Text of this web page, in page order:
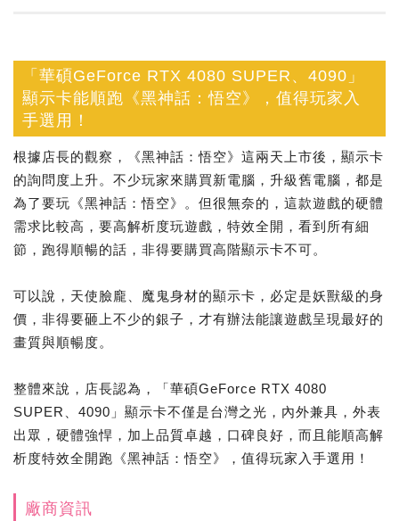
「華碩GeForce RTX 4080 SUPER、4090」
顯示卡能順跑《黑神話：悟空》，值得玩家入
手選用！
根據店長的觀察，《黑神話：悟空》這兩天上市後，顯示卡
的詢問度上升。不少玩家來購買新電腦，升級舊電腦，都是
為了要玩《黑神話：悟空》。但很無奈的，這款遊戲的硬體
需求比較高，要高解析度玩遊戲，特效全開，看到所有細
節，跑得順暢的話，非得要購買高階顯示卡不可。
可以說，天使臉龐、魔鬼身材的顯示卡，必定是妖獸級的身
價，非得要砸上不少的銀子，才有辦法能讓遊戲呈現最好的
畫質與順暢度。
整體來說，店長認為，「華碩GeForce RTX 4080
SUPER、4090」顯示卡不僅是台灣之光，內外兼具，外表
出眾，硬體強悍，加上品質卓越，口碑良好，而且能順高解
析度特效全開跑《黑神話：悟空》，值得玩家入手選用！
廠商資訊